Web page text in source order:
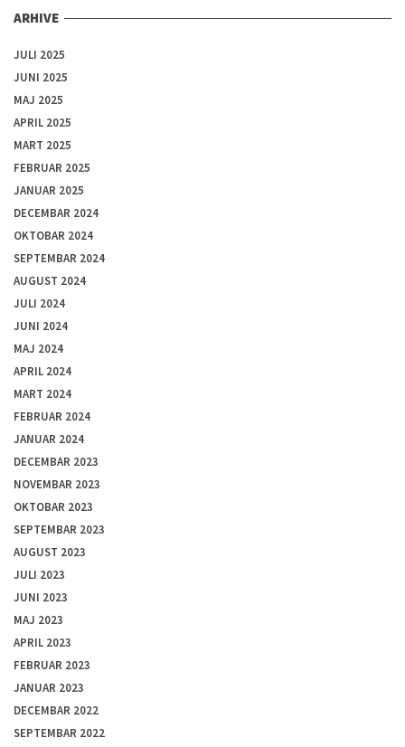
ARHIVE
JULI 2025
JUNI 2025
MAJ 2025
APRIL 2025
MART 2025
FEBRUAR 2025
JANUAR 2025
DECEMBAR 2024
OKTOBAR 2024
SEPTEMBAR 2024
AUGUST 2024
JULI 2024
JUNI 2024
MAJ 2024
APRIL 2024
MART 2024
FEBRUAR 2024
JANUAR 2024
DECEMBAR 2023
NOVEMBAR 2023
OKTOBAR 2023
SEPTEMBAR 2023
AUGUST 2023
JULI 2023
JUNI 2023
MAJ 2023
APRIL 2023
FEBRUAR 2023
JANUAR 2023
DECEMBAR 2022
SEPTEMBAR 2022